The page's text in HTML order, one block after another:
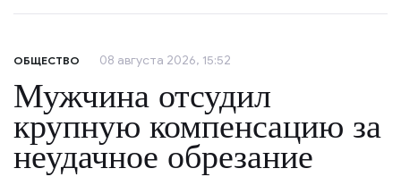
ОБЩЕСТВО 08 августа 2026, 15:52
Мужчина отсудил
крупную компенсацию за
неудачное обрезание